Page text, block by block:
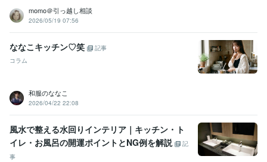
momo＠引っ越し相談
2026/05/19 07:56
ななこキッチン♡笑
記事
コラム
和服のななこ
2026/04/22 22:08
風水で整える水回りインテリア｜キッチン・ト
イレ・お風呂の開運ポイントとNG例を解説
記
事